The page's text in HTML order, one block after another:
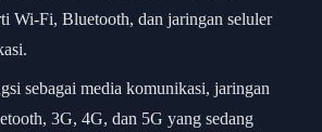
Wi-Fi, Bluetooth, dan jaringan seluler
sebagai media komunikasi, jaringan
3G, 4G, dan 5G yang sedang